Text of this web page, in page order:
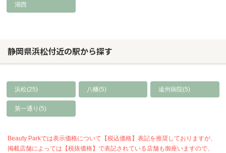
湖西
静岡県浜松付近の駅から探す
浜松(25) 八幡(5) 遠州病院(5)
第一通り(5)
Beauty Parkでは表示価格について【税込価格】表記を推奨しておりますが、
掲載店舗によっては【税抜価格】で表記されている店舗も御座いますので、